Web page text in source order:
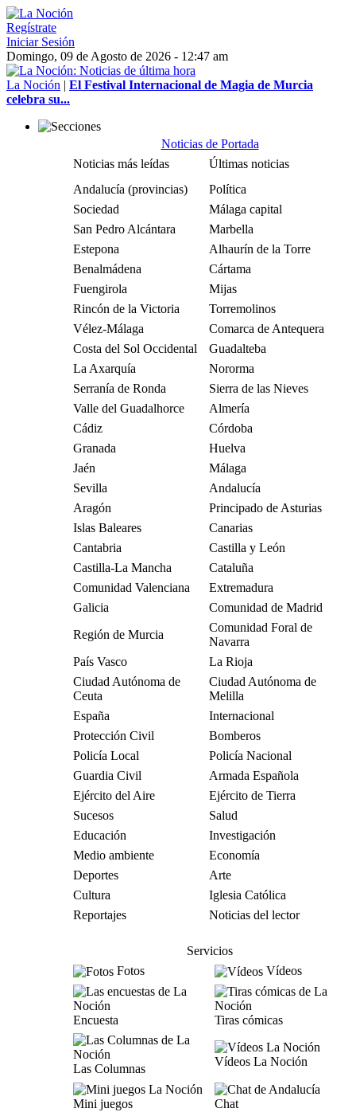
Regístrate
Iniciar Sesión
Domingo, 09 de Agosto de 2026 - 12:47 am
La Noción | El Festival Internacional de Magia de Murcia
celebra su...
Noticias de Portada
Noticias más leídas
Últimas noticias
Andalucía (provincias)
Política
Sociedad
Málaga capital
San Pedro Alcántara
Marbella
Estepona
Alhaurín de la Torre
Benalmádena
Cártama
Fuengirola
Mijas
Rincón de la Victoria
Torremolinos
Vélez-Málaga
Comarca de Antequera
Costa del Sol Occidental
Guadalteba
La Axarquía
Nororma
Serranía de Ronda
Sierra de las Nieves
Valle del Guadalhorce
Almería
Cádiz
Córdoba
Granada
Huelva
Jaén
Málaga
Sevilla
Andalucía
Aragón
Principado de Asturias
Islas Baleares
Canarias
Cantabria
Castilla y León
Castilla-La Mancha
Cataluña
Comunidad Valenciana
Extremadura
Galicia
Comunidad de Madrid
Región de Murcia
Comunidad Foral de
Navarra
País Vasco
La Rioja
Ciudad Autónoma de
Ceuta
Ciudad Autónoma de
Melilla
España
Internacional
Protección Civil
Bomberos
Policía Local
Policía Nacional
Guardia Civil
Armada Española
Ejército del Aire
Ejército de Tierra
Sucesos
Salud
Educación
Investigación
Medio ambiente
Economía
Deportes
Arte
Cultura
Iglesia Católica
Reportajes
Noticias del lector
Servicios
Fotos
Vídeos
Encuesta Tiras cómicas
Las Columnas
Vídeos La Noción
Mini juegos
Chat